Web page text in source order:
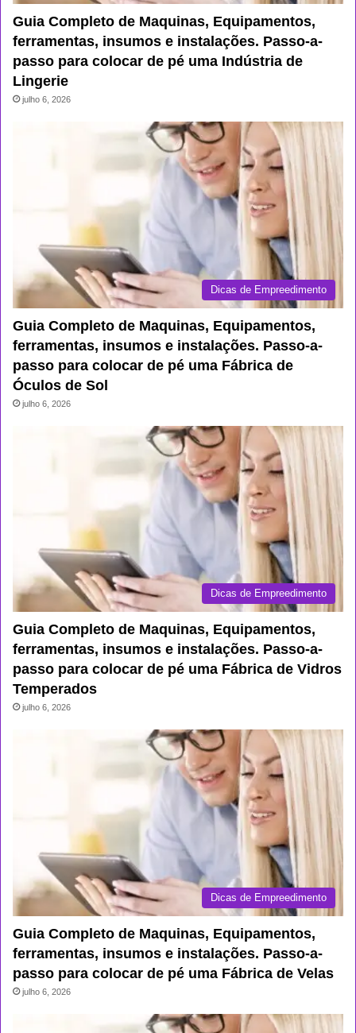
Guia Completo de Maquinas, Equipamentos,
ferramentas, insumos e instalações. Passo-a-
passo para colocar de pé uma Indústria de
Lingerie
julho 6, 2026
Dicas de Empreedimento
Guia Completo de Maquinas, Equipamentos,
ferramentas, insumos e instalações. Passo-a-
passo para colocar de pé uma Fábrica de
Óculos de Sol
julho 6, 2026
Dicas de Empreedimento
Guia Completo de Maquinas, Equipamentos,
ferramentas, insumos e instalações. Passo-a-
passo para colocar de pé uma Fábrica de Vidros
Temperados
julho 6, 2026
Dicas de Empreedimento
Guia Completo de Maquinas, Equipamentos,
ferramentas, insumos e instalações. Passo-a-
passo para colocar de pé uma Fábrica de Velas
julho 6, 2026